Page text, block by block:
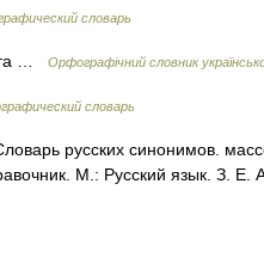
словарь
… Орфографічний словник
словарь
русских синонимов.
М.: Русский язык. З.